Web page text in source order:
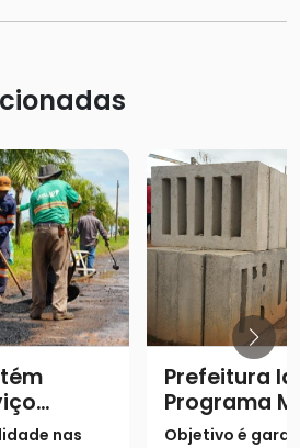
no nas
Prefeitura
Programa
Potência
Objetivo é